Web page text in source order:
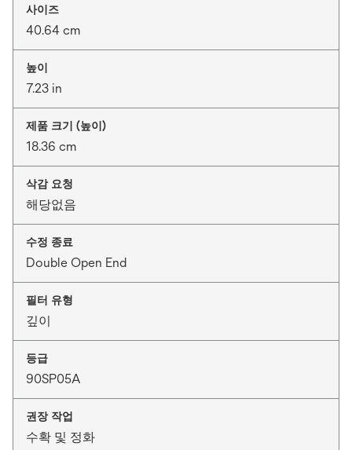
사이즈
40.64 cm
높이
7.23 in
제품 크기 (높이)
18.36 cm
삭감 요청
해당없음
수정 종료
Double Open End
필터 유형
깊이
등급
90SP05A
권장 작업
수확 및 정화